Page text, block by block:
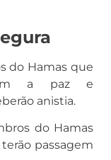
do Hamas que
a paz e
anistia.
do Hamas
passagem